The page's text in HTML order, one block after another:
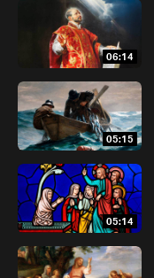
06:14
05:15
05:14